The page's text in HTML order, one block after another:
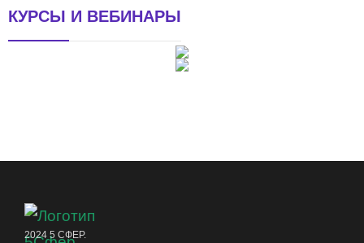
КУРСЫ И ВЕБИНАРЫ
2024 5 СФЕР.